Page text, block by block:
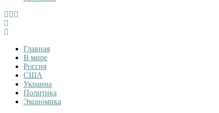
InfoRuss
InfoRuss — Новости
Главная
В мире
Россия
США
Украина
Политика
Экономика